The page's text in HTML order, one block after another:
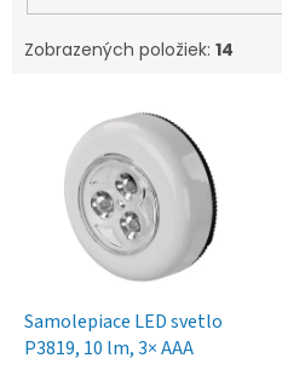
Zobrazených položiek: 14
Samolepiace LED svetlo
P3819, 10 lm, 3× AAA